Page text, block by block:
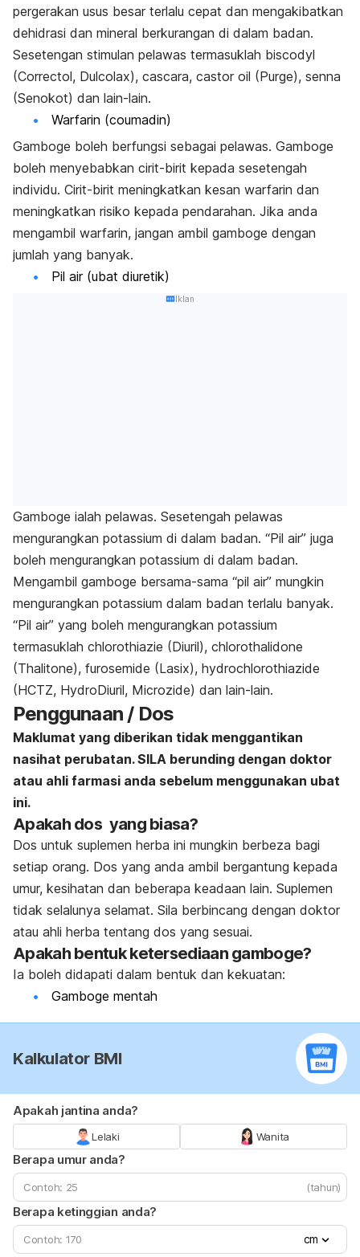
pergerakan usus besar terlalu cepat dan mengakibatkan
dehidrasi dan mineral berkurangan di dalam badan.
Sesetengan stimulan pelawas termasuklah biscodyl
(Correctol, Dulcolax), cascara, castor oil (Purge), senna
(Senokot) dan lain-lain.
Warfarin (coumadin)
Gamboge boleh berfungsi sebagai pelawas. Gamboge
boleh menyebabkan cirit-birit kepada sesetengah
individu. Cirit-birit meningkatkan kesan warfarin dan
meningkatkan risiko kepada pendarahan. Jika anda
mengambil warfarin, jangan ambil gamboge dengan
jumlah yang banyak.
Pil air (ubat diuretik)
Iklan
Gamboge ialah pelawas. Sesetengah pelawas
mengurangkan potassium di dalam badan. “Pil air” juga
boleh mengurangkan potassium di dalam badan.
Mengambil gamboge bersama-sama “pil air” mungkin
mengurangkan potassium dalam badan terlalu banyak.
“Pil air” yang boleh mengurangkan potassium
termasuklah chlorothiazie (Diuril), chlorothalidone
(Thalitone), furosemide (Lasix), hydrochlorothiazide
(HCTZ, HydroDiuril, Microzide) dan lain-lain.
Penggunaan / Dos
Maklumat yang diberikan tidak menggantikan
nasihat perubatan. SILA berunding dengan doktor
atau ahli farmasi anda sebelum menggunakan ubat
ini.
Apakah dos yang biasa?
Dos untuk suplemen herba ini mungkin berbeza bagi
setiap orang. Dos yang anda ambil bergantung kepada
umur, kesihatan dan beberapa keadaan lain. Suplemen
tidak selalunya selamat. Sila berbincang dengan doktor
atau ahli herba tentang dos yang sesuai.
Apakah bentuk ketersediaan gamboge?
Ia boleh didapati dalam bentuk dan kekuatan:
Gamboge mentah
Kalkulator BMI
Apakah jantina anda?
Lelaki Wanita
Berapa umur anda?
(tahun)
Berapa ketinggian anda?
cm